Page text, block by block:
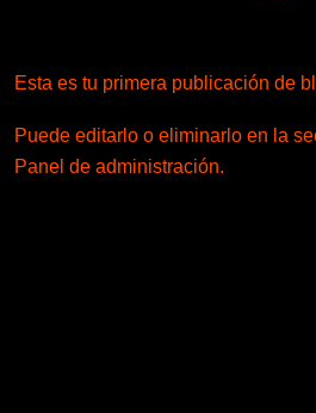
Esta es tu primera publicación de
Puede editarlo o eliminarlo en la
Panel de administración.